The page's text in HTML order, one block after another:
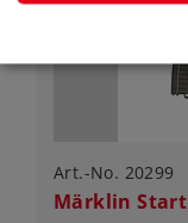
Art.-No. 20299
Märklin Start